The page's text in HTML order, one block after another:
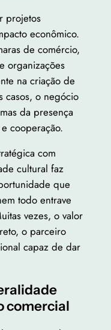
projetos
econômico.
de comércio,
organizações
na criação de
casos, o negócio
da presença
cooperação.
com
cultural faz
que
todo entrave
vezes, o valor
o parceiro
capaz de dar
comercial